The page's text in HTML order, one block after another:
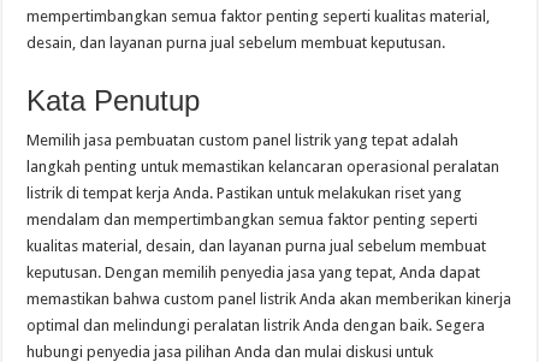
mempertimbangkan semua faktor penting seperti kualitas material,
desain, dan layanan purna jual sebelum membuat keputusan.
Kata Penutup
Memilih jasa pembuatan custom panel listrik yang tepat adalah
langkah penting untuk memastikan kelancaran operasional peralatan
listrik di tempat kerja Anda. Pastikan untuk melakukan riset yang
mendalam dan mempertimbangkan semua faktor penting seperti
kualitas material, desain, dan layanan purna jual sebelum membuat
keputusan. Dengan memilih penyedia jasa yang tepat, Anda dapat
memastikan bahwa custom panel listrik Anda akan memberikan kinerja
optimal dan melindungi peralatan listrik Anda dengan baik. Segera
hubungi penyedia jasa pilihan Anda dan mulai diskusi untuk